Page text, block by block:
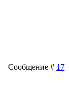
Сообщение # 17